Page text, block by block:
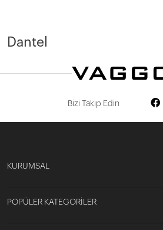
Dantel
Bizi Takip Edin
KURUMSAL
POPÜLER KATEGORİLER